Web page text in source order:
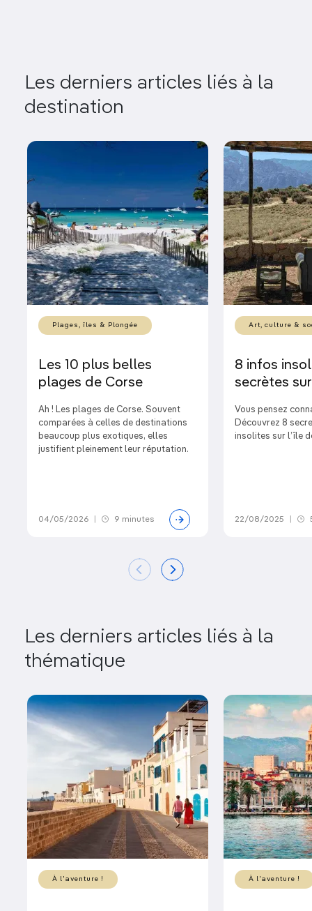
Les derniers articles liés à la
destination
Plages, îles & Plongée
Les 10 plus belles
plages de Corse
Ah ! Les plages de Corse. Souvent
comparées à celles de destinations
beaucoup plus exotiques, elles
justifient pleinement leur réputation.
04/05/2026 9 minutes
Art, culture &
8 infos
secrètes
Vous pensez
Découvrez 8
insolites sur l’île
22/08/2025
Les derniers articles liés à la
thématique
À l'aventure ! À l'aventure !